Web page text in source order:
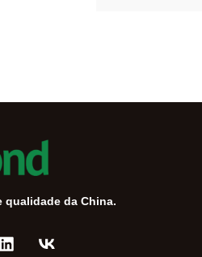
qualidade da China.